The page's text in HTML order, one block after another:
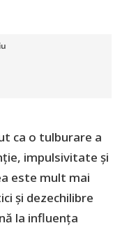
ca o tulburare a
impulsivitate și
este mult mai
și dezechilibre
la influența